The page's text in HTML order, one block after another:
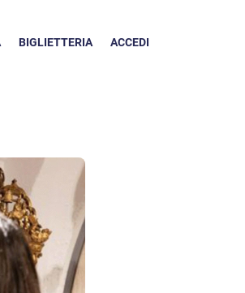
ACCEDI
BIGLIETTERIA